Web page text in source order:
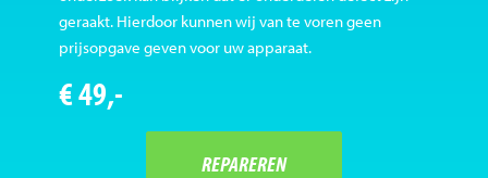
geraakt. Hierdoor kunnen wij van te voren geen
prijsopgave geven voor uw apparaat.
€ 49,-
REPAREREN